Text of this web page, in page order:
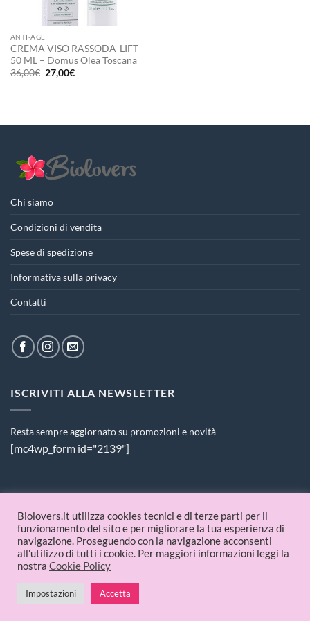
ANTI-AGE
CREMA VISO RASSODA-LIFT
50 ML – Domus Olea Toscana
36,00€ Il
prezzo
27,00€Il
Chi siamo
Condizioni di vendita
Spese di spedizione
Informativa sulla privacy
Contatti
ISCRIVITI ALLA NEWSLETTER
Resta sempre aggiornato su promozioni e novità
[mc4wp_form id="2139"]
PAGAMENTI ACCETTATI
© 2026 Biolovers.it | P.IVA 09336481214
Biolovers.it utilizza cookies tecnici e di terze parti per il
funzionamento del sito e per migliorare la tua esperienza di
navigazione. Proseguendo con la navigazione acconsenti
all'utilizzo di tutti i cookie. Per maggiori informazioni leggi la
nostra Cookie Policy
Impostazioni Accetta